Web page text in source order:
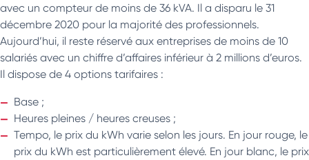
avec un compteur de moins de 36 kVA. Il a disparu le 31
décembre 2020 pour la majorité des professionnels.
Aujourd’hui, il reste réservé aux entreprises de moins de 10
salariés avec un chiffre d’affaires inférieur à 2 millions d’euros.
Il dispose de 4 options tarifaires :
Base ;
Heures pleines / heures creuses ;
Tempo, le prix du kWh varie selon les jours. En jour rouge, le
prix du kWh est particulièrement élevé. En jour blanc, le prix